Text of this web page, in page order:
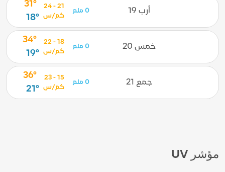
أرب 19 0 ملم
21 - 24
كم/س
31°
18°
خمس 20 0 ملم
18 - 22
كم/س
34°
19°
جمع 21 0 ملم
15 - 23
كم/س
36°
21°
مؤشر UV